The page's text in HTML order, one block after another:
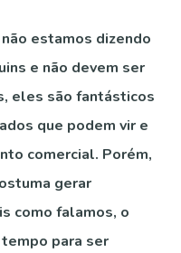
não estamos dizendo
e não devem ser
eles são fantásticos
que podem vir e
comercial. Porém,
gerar
como falamos, o
para ser